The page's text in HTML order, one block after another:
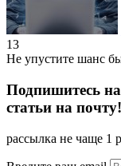
13
Не упустите шанс
Подпишитесь
статьи на почту!
рассылка не чаще 1